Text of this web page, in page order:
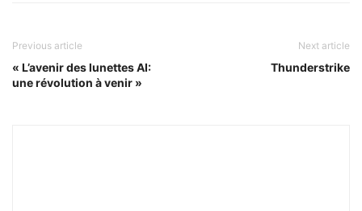
Previous article
« L’avenir des lunettes AI:
une révolution à venir »
Next article
Thunderstrike